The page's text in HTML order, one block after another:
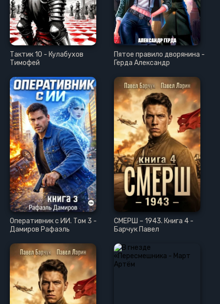
Тактик 10 - Кулабухов
Тимофей
Пятое правило дворянина -
Герда Александр
Оперативник с ИИ. Том 3 -
Дамиров Рафаэль
СМЕРШ – 1943. Книга 4 -
Барчук Павел